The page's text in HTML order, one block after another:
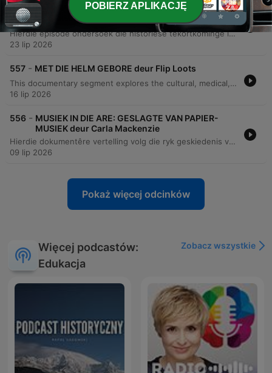
558 - NIE VIR HAAR GEBOU: DIE GESLAGSGAPING IN
DIE ONGELUK deur Martelize Brink
Hierdie episode ondersoek die historiese tekortkominge in motorveiligheidstoetse, wat tradisioneel op manlike anatomie gebaseer was, en die belangrikheid van die ontwikkeling van nuwe vroulike botstoetspoppe om die hoër risiko van ernstige beserings by vroue te verminder. Die gesprek fokus ook op die uitdagings van voertuigveiligheid in Afrika, waar die gebrek aan minimum regulasies lei tot die invoer van goedkoop voertuie met minder veiligheidstelsels. Die episode beklemtoon die noodsaaklikheid van inklusiewe ontwerp en die rol van NCAP-programme in die dryf van innovasie.
23 lip 2026
557 - MET DIE HELM GEBORE deur Flip Loots
This documentary segment explores the cultural, medical, and religious perspectives on being born 'with the helm' (en caul). It examines personal anecdotes of perceived intuition alongside medical explanations that define the phenomenon as a rare but normal biological variation. The discussion further addresses the distinction between cultural traditions and biblical truths. The speaker argues that while subjective experiences may exist, believers should use the Bible as the ultimate standard to test any spiritual claims or supernatural assertions.
16 lip 2026
556 - MUSIEK IN DIE ARE: GESLAGTE VAN PAPIER-
MUSIEK deur Carla Mackenzie
Hierdie dokumentêre vertelling volg die ryk geskiedenis van die Papierfamilieband, 'n musiekgroep wat reeds sedert 1932 bestaan. Die storie fokus op die nalatenskap van die familie, van die stigting deur Martinez Papier tot die moderne prestasie van sy agterkleinkind, Greigin, wat die groep na die wêreldverhoog van die Chelsea Blommerskou in Londen geneem het. Die episode ondersoek die diep wortels van Langarm-musiek in die Wes-Kaap en hoe hierdie tradisie as 'n universele taal dien wat kulture en generasies verbind. Die vertelling bied 'n intieme kykie na die persoonlike groei van 'n musikant wat van kleuterjare op tromme tot by die bespeel van verskeie instrumente ontwikkel het. Dit beklemtoon die belangrikheid van respek vir tradisie, die rol van musiek in gemeenskapsgeleenthede soos troues en begrafnisse, en die trots van 'n familie wat hul kulturele erfenis met die wêreld deel.
09 lip 2026
Pokaż więcej odcinków
Więcej podcastów:
Edukacja
Zobacz wszystkie
POBIERZ APLIKACJĘ